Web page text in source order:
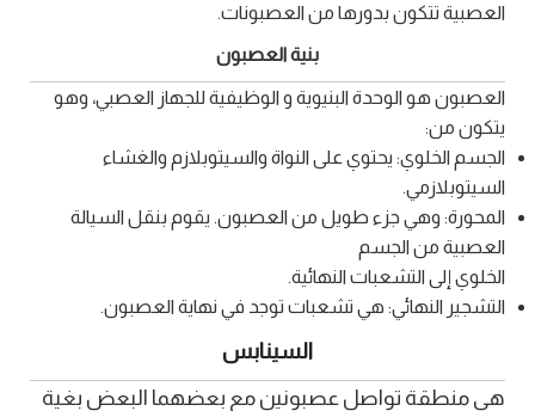
العصبية تتكون بدورها من العصبونات.
بنية العصبون
العصبون هو الوحدة البنيوية و الوظيفية للجهاز العصبي، وهو
يتكون من:
الجسم الخلوي: يحتوي على النواة والسيتوبلازم والغشاء
السيتوبلازمي.
المحورة: وهي جزء طويل من العصبون. يقوم بنقل السيالة
العصبية من الجسم
الخلوي إلى التشعبات النهائية.
التشجير النهائي: هي تشعبات توجد في نهاية العصبون.
السينابس
هي منطقة تواصل عصبونين مع بعضهما البعض بغية